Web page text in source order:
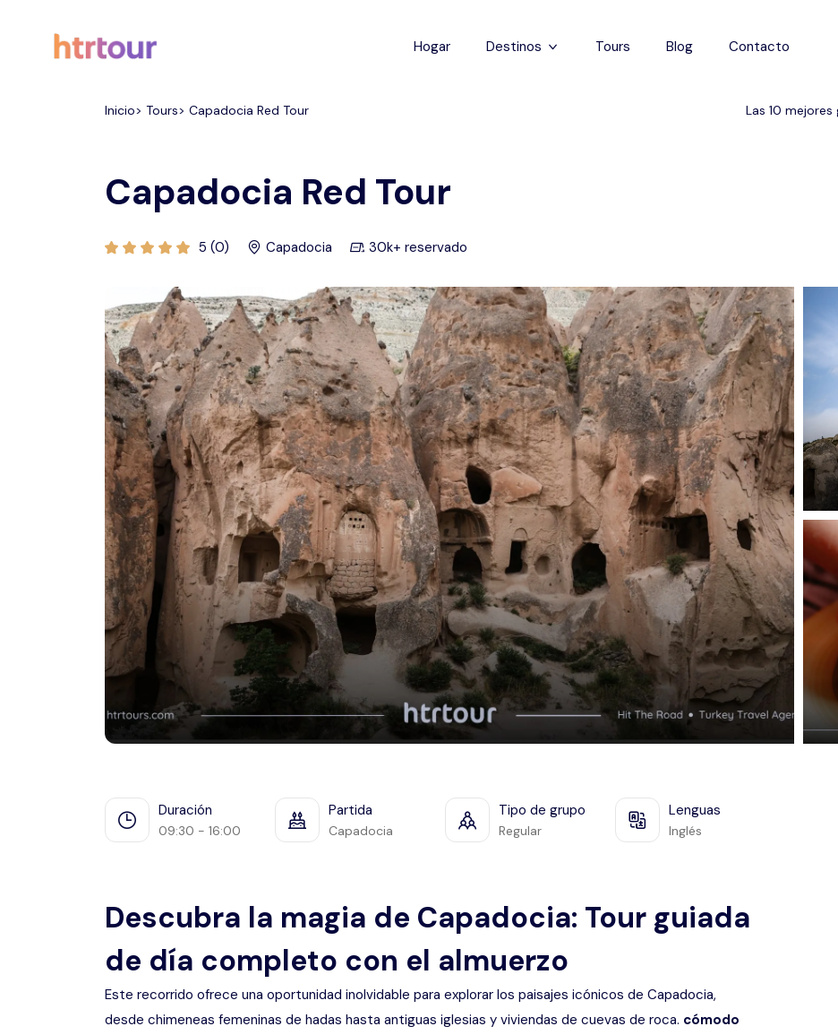
Todos los filtros Hogar Destinos Tours Blog Contacto
Inicio> Tours> Capadocia Red Tour Las 10
Capadocia Red Tour
5 (0) Capadocia 30k+ reservado
Duración
09:30 - 16:00
Partida
Capadocia
Tipo de grupo
Regular
Lenguas
Inglés
Descubra la magia de Capadocia: Tour guiada
de día completo con el almuerzo
Este recorrido ofrece una oportunidad inolvidable para explorar los paisajes icónicos de Capadocia,
desde chimeneas femeninas de hadas hasta antiguas iglesias y viviendas de cuevas de roca. cómodo